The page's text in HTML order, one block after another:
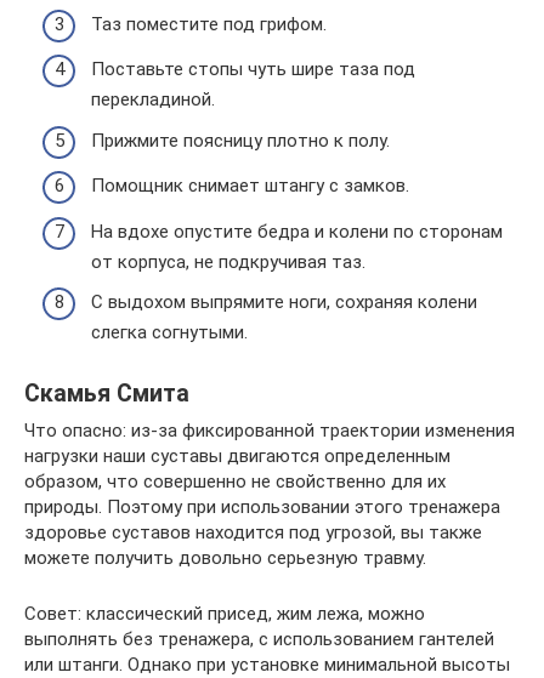
Таз поместите под грифом.
Поставьте стопы чуть шире таза под
перекладиной.
Прижмите поясницу плотно к полу.
Помощник снимает штангу с замков.
На вдохе опустите бедра и колени по сторонам
от корпуса, не подкручивая таз.
С выдохом выпрямите ноги, сохраняя колени
слегка согнутыми.
Скамья Смита
Что опасно: из-за фиксированной траектории изменения
нагрузки наши суставы двигаются определенным
образом, что совершенно не свойственно для их
природы. Поэтому при использовании этого тренажера
здоровье суставов находится под угрозой, вы также
можете получить довольно серьезную травму.
Совет: классический присед, жим лежа, можно
выполнять без тренажера, с использованием гантелей
или штанги. Однако при установке минимальной высоты